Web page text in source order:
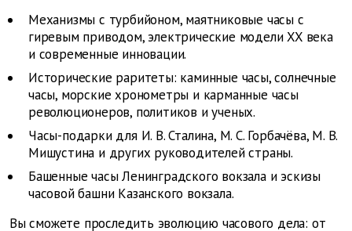
Механизмы с турбийоном, маятниковые часы с
гиревым приводом, электрические модели XX века
и современные инновации.
Исторические раритеты: каминные часы, солнечные
часы, морские хронометры и карманные часы
революционеров, политиков и ученых.
Часы-подарки для И. В. Сталина, М. С. Горбачёва, М. В.
Мишустина и других руководителей страны.
Башенные часы Ленинградского вокзала и эскизы
часовой башни Казанского вокзала.
Вы сможете проследить эволюцию часового дела: от